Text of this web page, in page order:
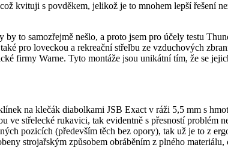
kvituji s povděkem, jelikož je to mnohem lepší řešení
to samozřejmě nešlo, a proto jsem pro účely testu
pro loveckou a rekreační střelbu ze vzduchových
firmy Warne. Tyto montáže jsou unikátní tím, že se
na klečák diabolkami JSB Exact v ráži 5,5 mm s
střelecké rukavici, tak evidentně s přesností problém
pozicích (především těch bez opory), tak už je to z
strojařským způsobem obráběním z plného